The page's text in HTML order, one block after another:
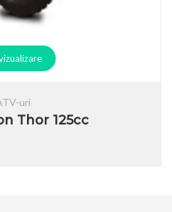
uri
Thor 125cc